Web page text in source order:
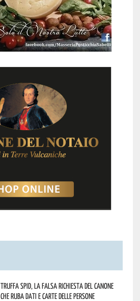
Truffa Spid, la falsa richiesta del canone
che ruba dati e carte delle persone